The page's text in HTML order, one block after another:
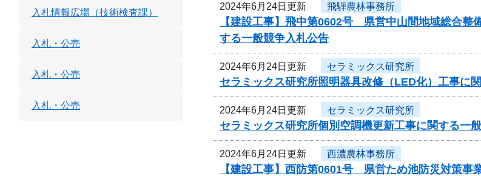
2024年6月24日更新 飛騨農林事務所
【建設工事】飛中第0602号 県営中山間地域総合
する一般競争入札公告
2024年6月24日更新 セラミックス研究所
セラミックス研究所照明器具改修（LED化）工事に
2024年6月24日更新 セラミックス研究所
セラミックス研究所個別空調機更新工事に関する一
2024年6月24日更新 西濃農林事務所
【建設工事】西防第0601号 県営ため池防災対策
入札情報広場（技術検査課）
入札・公売
入札・公売
入札・公売